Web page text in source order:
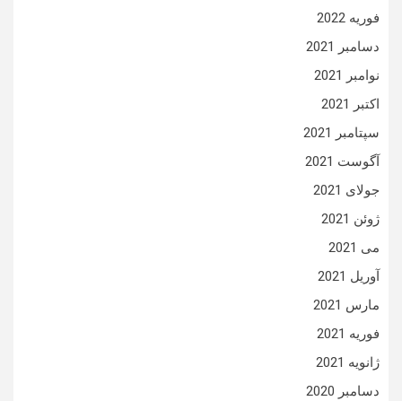
فوریه 2022
دسامبر 2021
نوامبر 2021
اکتبر 2021
سپتامبر 2021
آگوست 2021
جولای 2021
ژوئن 2021
می 2021
آوریل 2021
مارس 2021
فوریه 2021
ژانویه 2021
دسامبر 2020